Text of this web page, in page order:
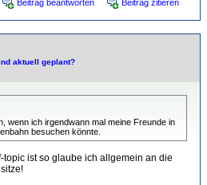
Beitrag beantworten Beitrag zitieren
aktuell geplant?
wenn ich irgendwann mal meine Freunde in
besuchen könnte.
ist so glaube ich allgemein an die